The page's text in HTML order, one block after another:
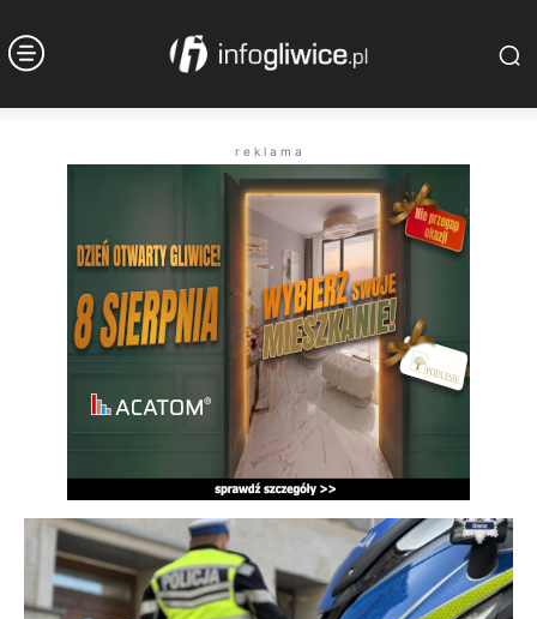
r e k l a m a